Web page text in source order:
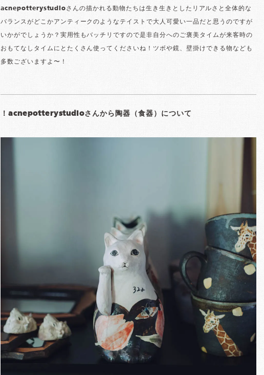
acnepotterystudioさんの描かれる動物たちは生き生きとしたリアルさと全体的な
バランスがどこかアンティークのようなテイストで大人可愛い一品だと思うのですが
いかがでしょうか？実用性もバッチリですので是非自分へのご褒美タイムが来客時の
おもてなしタイムにとたくさん使ってくださいね！ツボや鏡、壁掛けできる物なども
多数ございますよ〜！
！acnepotterystudioさんから陶器（食器）について